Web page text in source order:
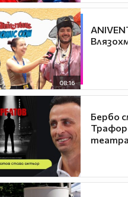
08:16
Бербо